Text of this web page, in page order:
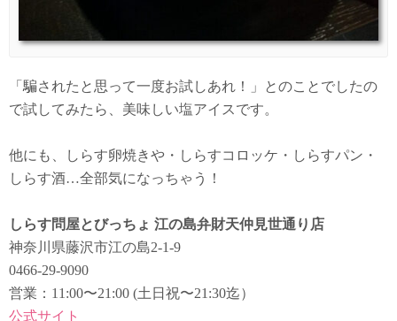
「騙されたと思って一度お試しあれ！」とのことでしたの
で試してみたら、美味しい塩アイスです。
他にも、しらす卵焼きや・しらすコロッケ・しらすパン・
しらす酒…全部気になっちゃう！
しらす問屋とびっちょ 江の島弁財天仲見世通り店
神奈川県藤沢市江の島2-1-9
0466-29-9090
営業：11:00〜21:00 (土日祝〜21:30迄）
公式サイト